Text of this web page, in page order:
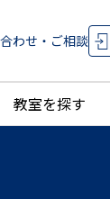
わせ・ご相談
教室を探す